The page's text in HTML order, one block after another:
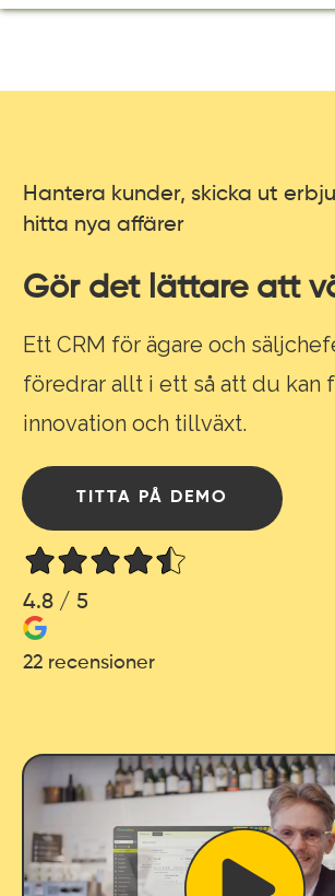
Hantera kunder, skicka ut
hitta nya affärer
Gör det lättare att
Ett CRM för ägare och
föredrar allt i ett så att du kan
innovation och tillväxt.
TITTA PÅ DEMO
4.8 / 5
22 recensioner